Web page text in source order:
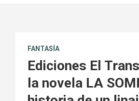
FANTASÍA
Ediciones El
la novela LA